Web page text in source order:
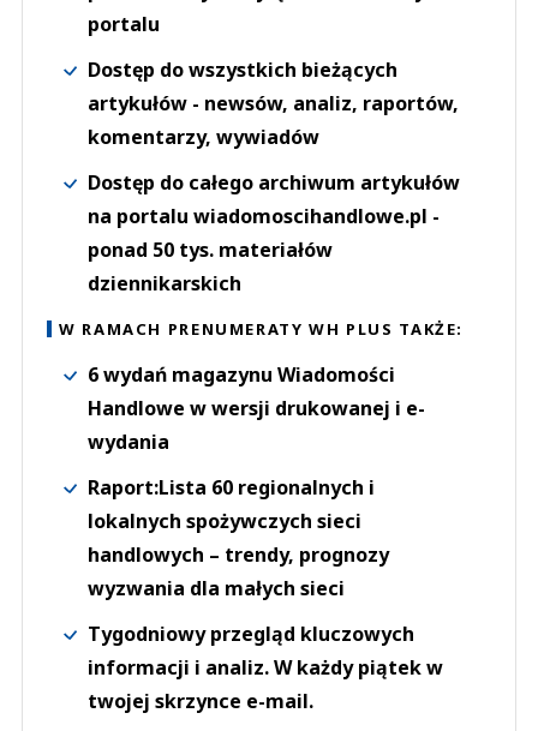
portalu
Dostęp do wszystkich bieżących
artykułów - newsów, analiz, raportów,
komentarzy, wywiadów
Dostęp do całego archiwum artykułów
na portalu wiadomoscihandlowe.pl -
ponad 50 tys. materiałów
dziennikarskich
W RAMACH PRENUMERATY WH PLUS TAKŻE:
6 wydań magazynu Wiadomości
Handlowe w wersji drukowanej i e-
wydania
Raport:Lista 60 regionalnych i
lokalnych spożywczych sieci
handlowych – trendy, prognozy
wyzwania dla małych sieci
Tygodniowy przegląd kluczowych
informacji i analiz. W każdy piątek w
twojej skrzynce e-mail.